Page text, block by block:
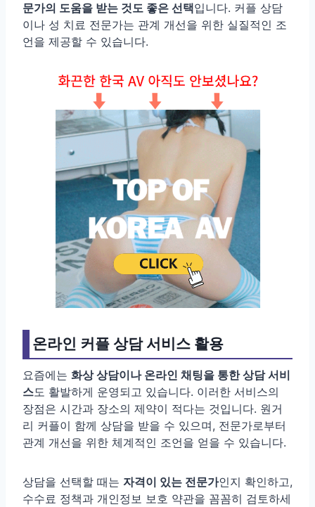
문가의 도움을 받는 것도 좋은 선택입니다. 커플 상담
이나 성 치료 전문가는 관계 개선을 위한 실질적인 조
언을 제공할 수 있습니다.
온라인 커플 상담 서비스 활용
요즘에는 화상 상담이나 온라인 채팅을 통한 상담 서비
스도 활발하게 운영되고 있습니다. 이러한 서비스의
장점은 시간과 장소의 제약이 적다는 것입니다. 원거
리 커플이 함께 상담을 받을 수 있으며, 전문가로부터
관계 개선을 위한 체계적인 조언을 얻을 수 있습니다.
상담을 선택할 때는 자격이 있는 전문가인지 확인하고,
수수료 정책과 개인정보 보호 약관을 꼼꼼히 검토하세